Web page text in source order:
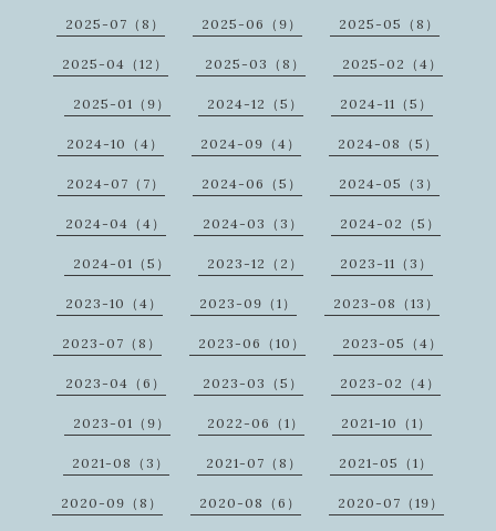
2025-07（8） 2025-06（9） 2025-05（8）
2025-04（12） 2025-03（8） 2025-02（4）
2025-01（9） 2024-12（5） 2024-11（5）
2024-10（4） 2024-09（4） 2024-08（5）
2024-07（7） 2024-06（5） 2024-05（3）
2024-04（4） 2024-03（3） 2024-02（5）
2024-01（5） 2023-12（2） 2023-11（3）
2023-10（4） 2023-09（1） 2023-08（13）
2023-07（8） 2023-06（10） 2023-05（4）
2023-04（6） 2023-03（5） 2023-02（4）
2023-01（9） 2022-06（1） 2021-10（1）
2021-08（3） 2021-07（8） 2021-05（1）
2020-09（8） 2020-08（6） 2020-07（19）